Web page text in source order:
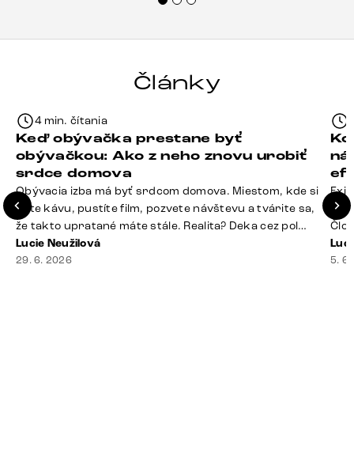
Články
4 min. čítania
Keď obývačka prestane byť
obývačkou: Ako z neho znovu urobiť
srdce domova
Obývacia izba má byť srdcom domova. Miestom, kde si
dáte kávu, pustíte film, pozvete návštevu a tvárite sa,
že takto upratané máte stále. Realita? Deka cez pol
sedačky, ovládač záhadne zmizol, konferenčný stolík
slúži ako odkladisko všetkého od účteniek po balzam
Lucie Neužilová
29. 6. 2026
si
5.